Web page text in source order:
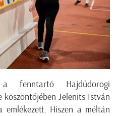
fenntartó Hajdúdorogi
köszöntőjében Jelenits István
Hiszen a méltán